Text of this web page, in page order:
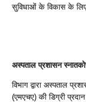
सुविधाओं के विकास के लिए
अस्‍पताल प्रशासन
विभाग द्वारा अस्‍पताल
(एमएचए) की डिग्री